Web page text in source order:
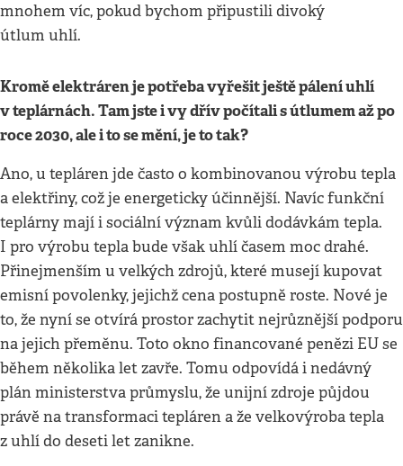
mnohem víc, pokud bychom připustili divoký
útlum uhlí.
Kromě elektráren je potřeba vyřešit ještě pálení uhlí
v teplárnách. Tam jste i vy dřív počítali s útlumem až po
roce 2030, ale i to se mění, je to tak?
Ano, u tepláren jde často o kombinovanou výrobu tepla
a elektřiny, což je energeticky účinnější. Navíc funkční
teplárny mají i sociální význam kvůli dodávkám tepla.
I pro výrobu tepla bude však uhlí časem moc drahé.
Přinejmenším u velkých zdrojů, které musejí kupovat
emisní povolenky, jejichž cena postupně roste. Nové je
to, že nyní se otvírá prostor zachytit nejrůznější podporu
na jejich přeměnu. Toto okno financované penězi EU se
během několika let zavře. Tomu odpovídá i nedávný
plán ministerstva průmyslu, že unijní zdroje půjdou
právě na transformaci tepláren a že velkovýroba tepla
z uhlí do deseti let zanikne.